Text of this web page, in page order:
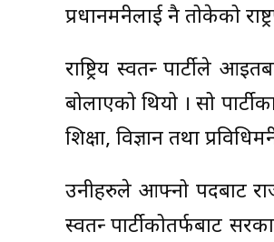
प्रधानमन्त्रीलाई नै तोकेको
राष्ट्रिय स्वतन्त्र पार्टीले
बोलाएको थियो । सो
शिक्षा, विज्ञान तथा
उनीहरुले आफ्नो पदबाट
स्वतन्त्र पार्टीकोतर्फबाट